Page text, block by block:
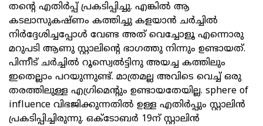
തന്റെ എതിർപ്പ് പ്രകടിപ്പിച്ചു. എങ്കിൽ ആ
കടലാസുകഷ്ണം കത്തിച്ചു കളയാൻ ചർച്ചിൽ
നിർദ്ദേശിച്ചപ്പോൾ വേണ്ട അത് വെച്ചോളൂ എന്നൊരു
മറുപടി ആണു സ്റ്റാലിന്റെ ഭാഗത്തു നിന്നും ഉണ്ടായത്.
പിന്നീട് ചർച്ചിൽ റൂസ്വെൽട്ടിനു അയച്ച കത്തിലും
ഇതെല്ലാം പറയുന്നുണ്ട്. മാത്രമല്ല അവിടെ വെച്ച് ഒരു
തരത്തിലുള്ള എഗ്രിമെന്റും ഉണ്ടായതേയില്ല. sphere of
influence വിഭജിക്കുന്നതിൽ ഉള്ള എതിർപ്പും സ്റ്റാലിൻ
പ്രകടിപ്പിച്ചിരുന്നു. ഒക്ടോബർ 19ന് സ്റ്റാലിൻ